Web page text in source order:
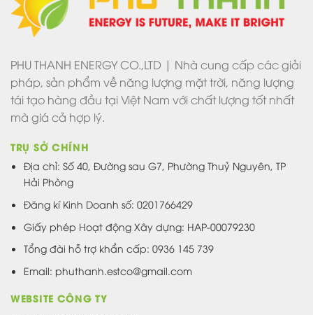
PHU THANH ENERGY CO.,LTD | Nhà cung cấp các giải
pháp, sản phẩm về năng lượng mặt trời, năng lượng
tái tạo hàng đầu tại Việt Nam với chất lượng tốt nhất
mà giá cả hợp lý.
TRỤ SỞ CHÍNH
Địa chỉ: Số 40, Đường sau G7, Phường Thuỷ Nguyên, TP
Hải Phòng
Đăng kí Kinh Doanh số: 0201766429
Giấy phép Hoạt động Xây dựng: HAP-00079230
Tổng đài hỗ trợ khẩn cấp: 0936 145 739
Email: phuthanh.estco@gmail.com
WEBSITE CÔNG TY